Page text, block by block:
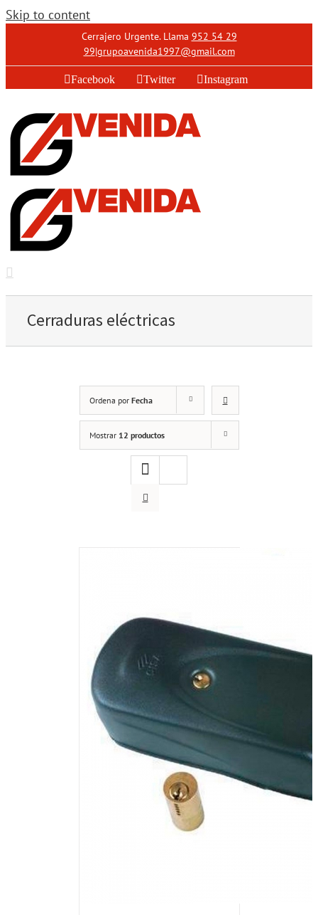
Skip to content
Cerrajero Urgente. Llama 952 54 29
99|grupoavenida1997@gmail.com
Facebook Twitter Instagram
Cerraduras eléctricas
Ordena por Fecha
Mostrar 12 productos